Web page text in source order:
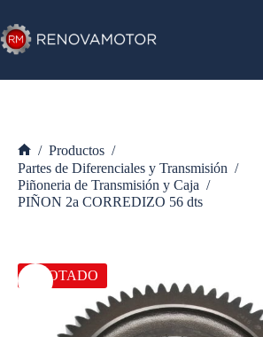
al
contenido
Inicio
/ Productos /
Partes de Diferenciales y Transmisión /
Piñoneria de Transmisión y Caja /
PIÑON 2a CORREDIZO 56 dts
AGOTADO